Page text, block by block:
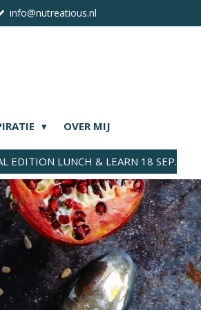
info@nutreatious.nl
OVER MIJ
EDITION LUNCH & LEARN 18 SEP.